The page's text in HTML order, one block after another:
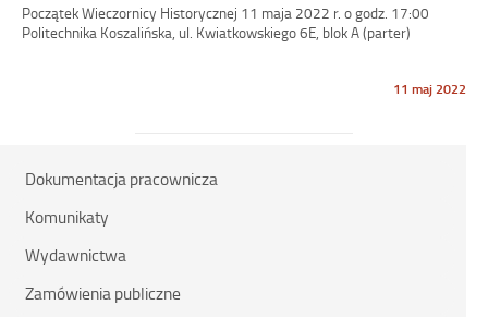
Początek Wieczornicy Historycznej 11 maja 2022 r. o godz. 17:00
Politechnika Koszalińska, ul. Kwiatkowskiego 6E, blok A (parter)
Opublikowano
11 maj 2022
Dokumentacja pracownicza
Komunikaty
Wydawnictwa
Zamówienia publiczne